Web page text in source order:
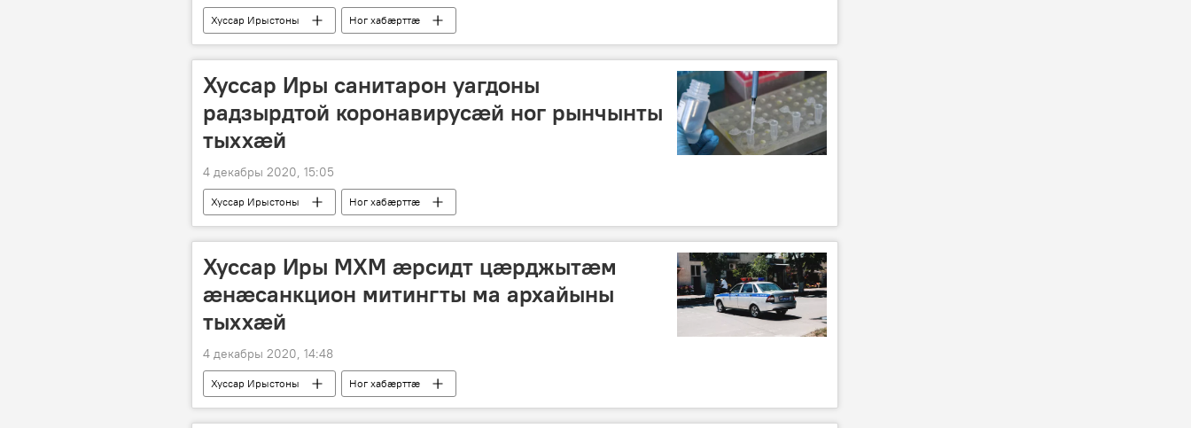
Хуссар Ирыстоны Ног хабӕрттӕ
Хуссар Иры санитарон уагдоны
радзырдтой коронавирусӕй ног рынчынты
тыххӕй
4 декабры 2020, 15:05
Хуссар Ирыстоны Ног хабӕрттӕ
Хуссар Иры МХМ ӕрсидт цӕрджытӕм
ӕнӕсанкцион митингты ма архайыны
тыххӕй
4 декабры 2020, 14:48
Хуссар Ирыстоны Ног хабӕрттӕ